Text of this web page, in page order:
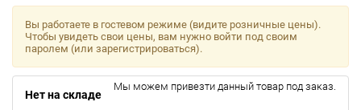
Вы работаете в гостевом режиме (видите розничные цены).
Чтобы увидеть свои цены, вам нужно войти под своим
паролем (или зарегистрироваться).
Нет на складе
Мы можем привезти данный товар под заказ.